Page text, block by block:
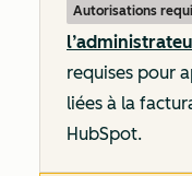
Autorisations
requises pour
liées à la
HubSpot.